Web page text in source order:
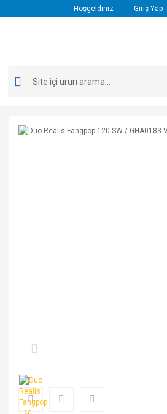
Hoşgeldiniz Giriş Yap